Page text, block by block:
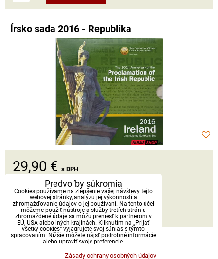
Írsko sada 2016 - Republika
29,90 € s DPH
Dostupnosť:Skladom
ks DO KOŠÍKA
Predvoľby súkromia
Cookies používame na zlepšenie vašej návštevy tejto
webovej stránky, analýzu jej výkonnosti a
zhromažďovanie údajov o jej používaní. Na tento účel
môžeme použiť nástroje a služby tretích strán a
zhromaždené údaje sa môžu preniesť k partnerom v
EÚ, USA alebo iných krajinách. Kliknutím na „Prijať
všetky cookies“ vyjadrujete svoj súhlas s týmto
spracovaním. Nižšie môžete nájsť podrobné informácie
alebo upraviť svoje preferencie.
Zásady ochrany osobných údajov